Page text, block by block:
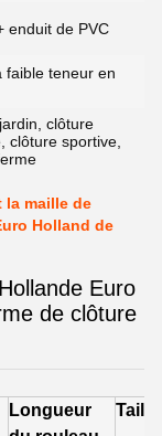
enduit de PVC
faible teneur en
clôture
clôture sportive,
la maille de
Holland de
Euro
de clôture
Longueur
Taille